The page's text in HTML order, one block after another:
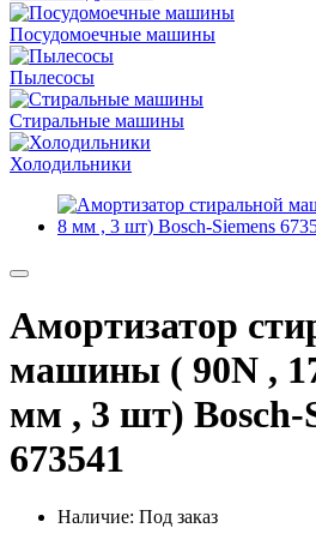
Посудомоечные машины
Пылесосы
Стиральные машины
Холодильники
Амортизатор
машины ( 90N ,
мм , 3 шт) Bosch-
673541
Наличие: Под заказ